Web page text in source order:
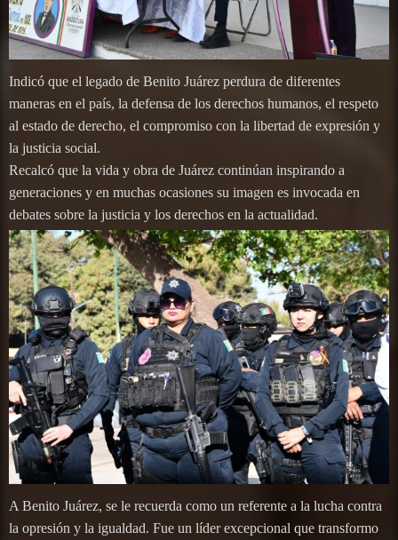
Indicó que el legado de Benito Juárez perdura de diferentes
maneras en el país, la defensa de los derechos humanos, el respeto
al estado de derecho, el compromiso con la libertad de expresión y
la justicia social.
Recalcó que la vida y obra de Juárez continúan inspirando a
generaciones y en muchas ocasiones su imagen es invocada en
debates sobre la justicia y los derechos en la actualidad.
A Benito Juárez, se le recuerda como un referente a la lucha contra
la opresión y la igualdad. Fue un líder excepcional que transformo